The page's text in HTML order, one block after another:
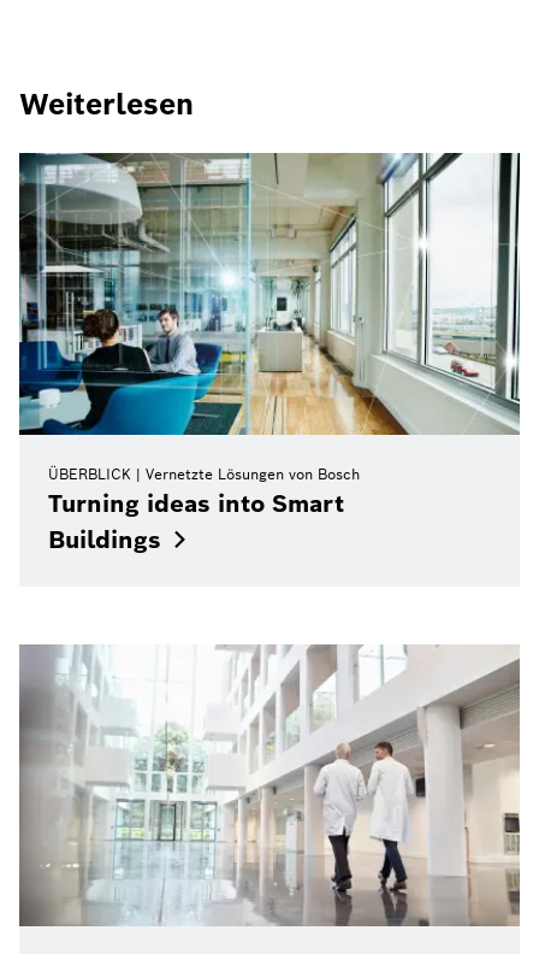
Weiterlesen
ÜBERBLICK Vernetzte Lösungen von Bosch
Turning ideas into Smart
Buildings